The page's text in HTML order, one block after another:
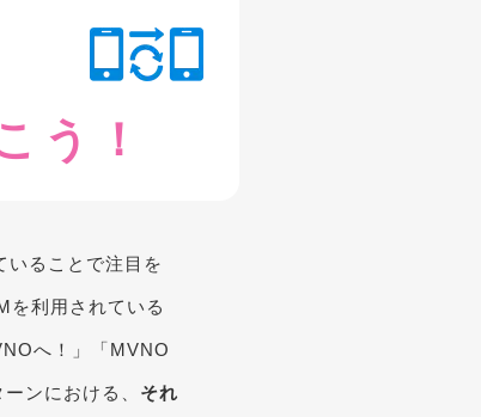
う！
いることで注目を
を利用されている
へ！」「MVNO
ンにおける、 それ